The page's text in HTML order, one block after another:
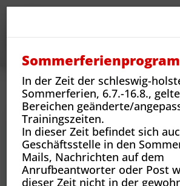
Neues Vereins-News Karate
In der Zeit der schleswig-
Sommerferien, 6.7.-16.8.,
Bereichen geänderte/
Trainingszeiten.
In dieser Zeit befindet sich
Geschäftsstelle in den
Mails, Nachrichten auf dem
Anrufbeantworter oder Post
dieser Zeit nicht in der